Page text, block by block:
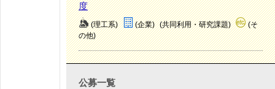
度
(理工系) (企業) (共同利用・研究課題)
(そ
の他)
公募一覧